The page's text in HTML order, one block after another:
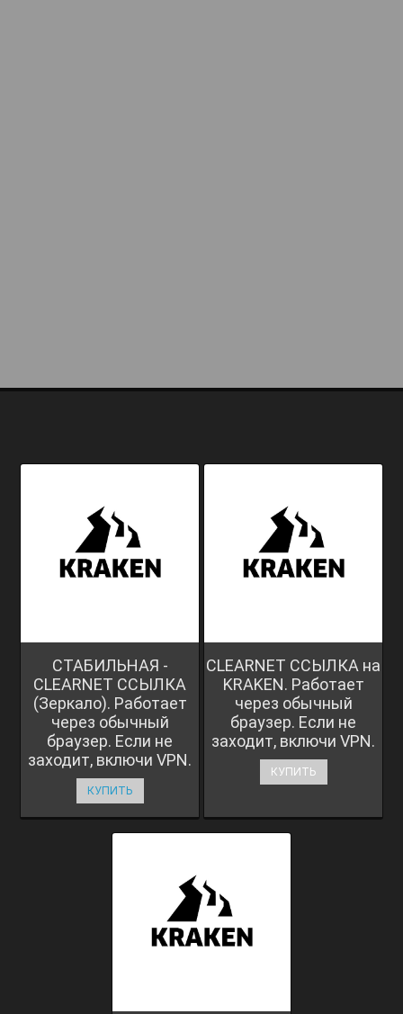
СТАБИЛЬНАЯ -
CLEARNET ССЫЛКА
(Зеркало). Работает
через обычный
браузер. Если не
заходит, включи VPN.
КУПИТЬ
CLEARNET ССЫЛКА на
KRAKEN. Работает
через обычный
браузер. Если не
заходит, включи VPN.
КУПИТЬ